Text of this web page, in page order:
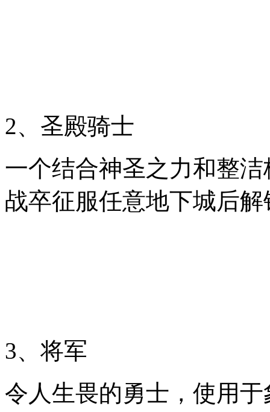
2、圣殿骑士
一个结合神圣之力和整
战卒征服任意地下城后解
3、将军
令人生畏的勇士，使用